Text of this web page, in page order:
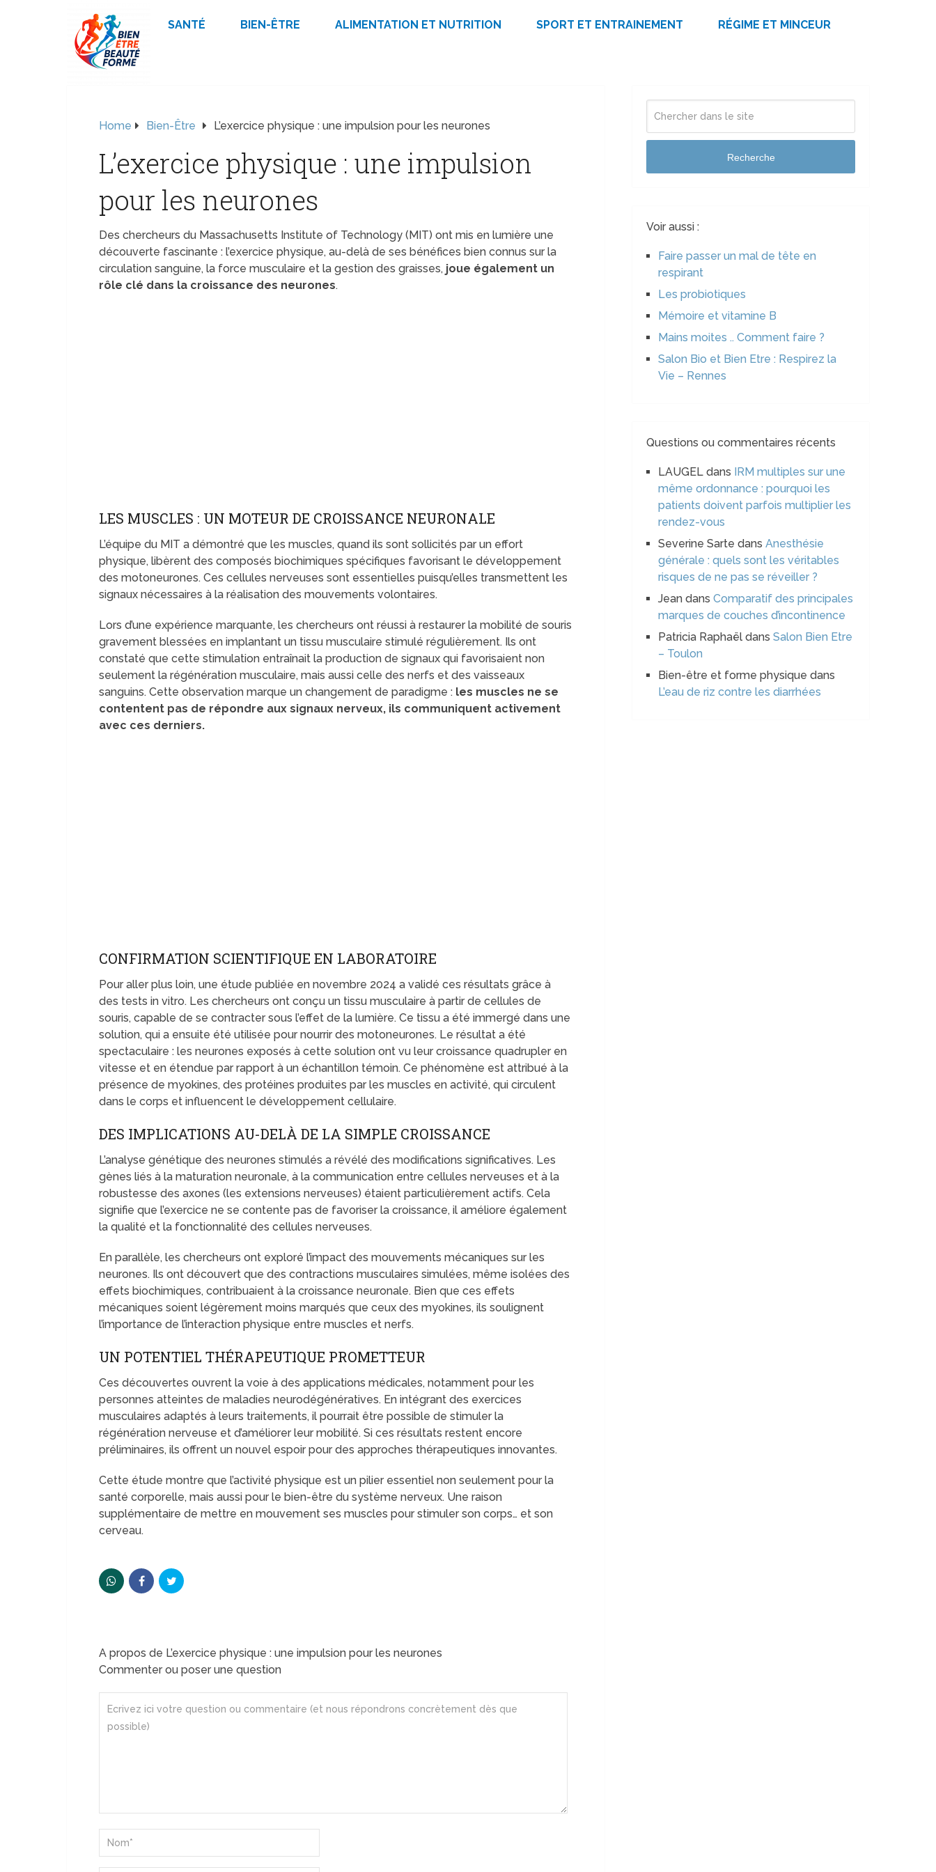
SANTÉ BIEN-ÊTRE ALIMENTATION ET NUTRITION SPORT ET ENTRAINEMENT RÉGIME ET MINCEUR
Home Bien-Être L’exercice physique : une impulsion pour les neurones
L’exercice physique : une impulsion
pour les neurones
Des chercheurs du Massachusetts Institute of Technology (MIT) ont mis en lumière une
découverte fascinante : l’exercice physique, au-delà de ses bénéfices bien connus sur la
circulation sanguine, la force musculaire et la gestion des graisses, joue également un
rôle clé dans la croissance des neurones.
LES MUSCLES : UN MOTEUR DE CROISSANCE NEURONALE
L’équipe du MIT a démontré que les muscles, quand ils sont sollicités par un effort
physique, libèrent des composés biochimiques spécifiques favorisant le développement
des motoneurones. Ces cellules nerveuses sont essentielles puisqu’elles transmettent les
signaux nécessaires à la réalisation des mouvements volontaires.
Lors d’une expérience marquante, les chercheurs ont réussi à restaurer la mobilité de souris
gravement blessées en implantant un tissu musculaire stimulé régulièrement. Ils ont
constaté que cette stimulation entraînait la production de signaux qui favorisaient non
seulement la régénération musculaire, mais aussi celle des nerfs et des vaisseaux
sanguins. Cette observation marque un changement de paradigme : les muscles ne se
contentent pas de répondre aux signaux nerveux, ils communiquent activement
avec ces derniers.
CONFIRMATION SCIENTIFIQUE EN LABORATOIRE
Pour aller plus loin, une étude publiée en novembre 2024 a validé ces résultats grâce à
des tests in vitro. Les chercheurs ont conçu un tissu musculaire à partir de cellules de
souris, capable de se contracter sous l’effet de la lumière. Ce tissu a été immergé dans une
solution, qui a ensuite été utilisée pour nourrir des motoneurones. Le résultat a été
spectaculaire : les neurones exposés à cette solution ont vu leur croissance quadrupler en
vitesse et en étendue par rapport à un échantillon témoin. Ce phénomène est attribué à la
présence de myokines, des protéines produites par les muscles en activité, qui circulent
dans le corps et influencent le développement cellulaire.
DES IMPLICATIONS AU-DELÀ DE LA SIMPLE CROISSANCE
L’analyse génétique des neurones stimulés a révélé des modifications significatives. Les
gènes liés à la maturation neuronale, à la communication entre cellules nerveuses et à la
robustesse des axones (les extensions nerveuses) étaient particulièrement actifs. Cela
signifie que l’exercice ne se contente pas de favoriser la croissance, il améliore également
la qualité et la fonctionnalité des cellules nerveuses.
En parallèle, les chercheurs ont exploré l’impact des mouvements mécaniques sur les
neurones. Ils ont découvert que des contractions musculaires simulées, même isolées des
effets biochimiques, contribuaient à la croissance neuronale. Bien que ces effets
mécaniques soient légèrement moins marqués que ceux des myokines, ils soulignent
l’importance de l’interaction physique entre muscles et nerfs.
UN POTENTIEL THÉRAPEUTIQUE PROMETTEUR
Ces découvertes ouvrent la voie à des applications médicales, notamment pour les
personnes atteintes de maladies neurodégénératives. En intégrant des exercices
musculaires adaptés à leurs traitements, il pourrait être possible de stimuler la
régénération nerveuse et d’améliorer leur mobilité. Si ces résultats restent encore
préliminaires, ils offrent un nouvel espoir pour des approches thérapeutiques innovantes.
Cette étude montre que l’activité physique est un pilier essentiel non seulement pour la
santé corporelle, mais aussi pour le bien-être du système nerveux. Une raison
supplémentaire de mettre en mouvement ses muscles pour stimuler son corps… et son
cerveau.
A propos de L’exercice physique : une impulsion pour les neurones
Commenter ou poser une question
Recherche
Voir aussi :
Faire passer un mal de tête en
respirant
Les probiotiques
Mémoire et vitamine B
Mains moites .. Comment faire ?
Salon Bio et Bien Etre : Respirez la
Vie – Rennes
Questions ou commentaires récents
LAUGEL dans IRM multiples sur une
même ordonnance : pourquoi les
patients doivent parfois multiplier les
rendez-vous
Severine Sarte dansAnesthésie
générale : quels sont les véritables
risques de ne pas se réveiller ?
Jean dansComparatif des principales
marques de couches d’incontinence
Patricia Raphaël dansSalon Bien Etre
– Toulon
Bien-être et forme physique dans
L’eau de riz contre les diarrhées